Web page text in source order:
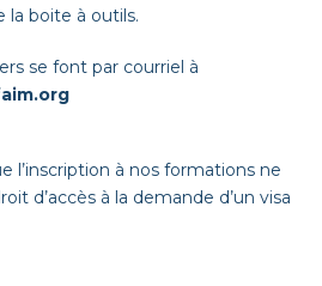
la boite à outils.
se font par courriel à
l’inscription à nos formations ne
d’accès à la demande d’un visa